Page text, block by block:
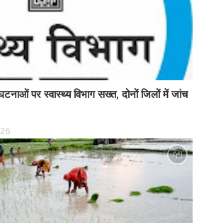
पर स्वास्थ्य विभाग सख्त, दोनों जिलों में जांच